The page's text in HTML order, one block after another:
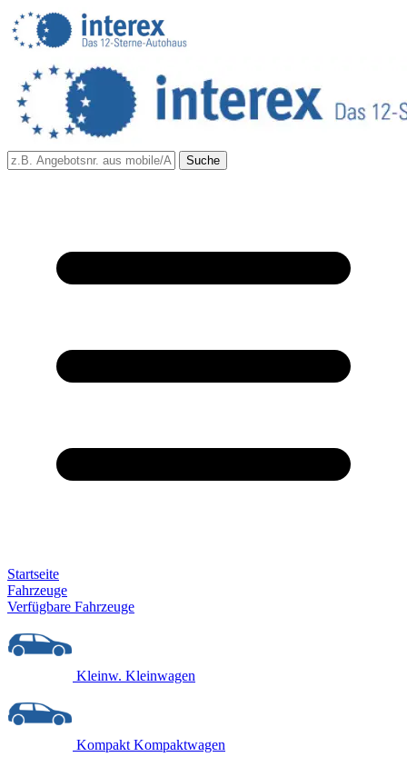
Suche
Startseite
Fahrzeuge
Verfügbare Fahrzeuge
Kleinw. Kleinwagen
Kompakt Kompaktwagen